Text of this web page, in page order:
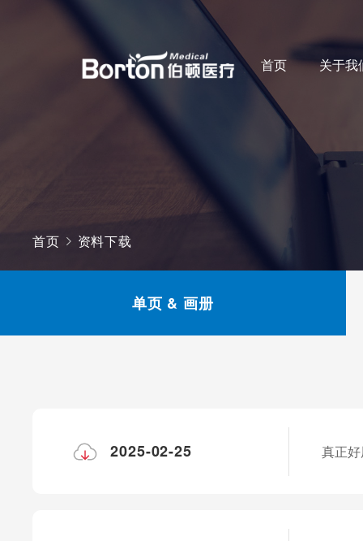
首页 关于我
首页 资料下载
单页 & 画册
2025-02-25 真正